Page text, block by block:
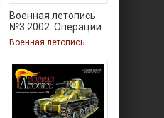
Военная летопись
№3 2002. Операции
на
Военная летопись